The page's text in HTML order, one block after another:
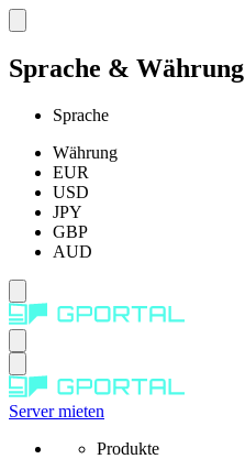
Sprache & Währung
Sprache
Währung
EUR
USD
JPY
GBP
AUD
Server mieten
Produkte